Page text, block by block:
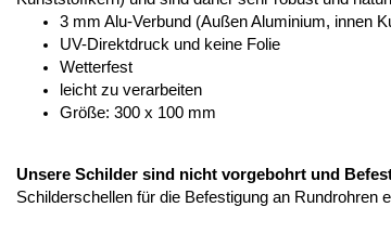
3 mm Alu-Verbund (Außen Aluminium, innen
UV-Direktdruck und keine Folie
Wetterfest
leicht zu verarbeiten
Größe: 300 x 100 mm
Unsere Schilder sind nicht vorgebohrt und
Schilderschellen für die Befestigung an Rundrohren